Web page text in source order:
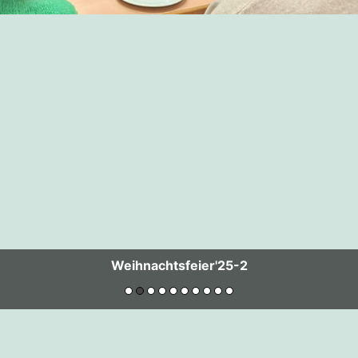
Weihnachtsfeier'25-2